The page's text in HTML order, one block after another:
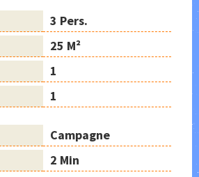
3 Pers.
25 M²
1
1
Campagne
2 Min